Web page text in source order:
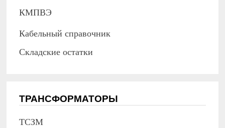
КМПВЭ
Кабельный справочник
Складские остатки
ТРАНСФОРМАТОРЫ
ТСЗМ